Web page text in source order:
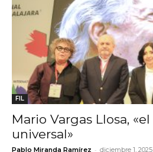
FIL
Mario Vargas Llosa,
universal»
Pablo Miranda Ramírez - diciembre 1, 2025